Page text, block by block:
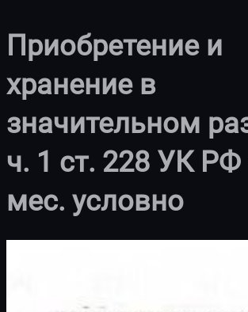
Приобретение и
хранение в
значительном
ч. 1 ст. 228 УК РФ
мес. условно